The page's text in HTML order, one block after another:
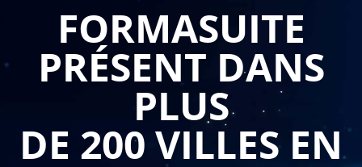
Comprendre la culture chinoise :
La formation en chinois mandarin permet aux professionnels
B to B de développer une compréhension approfondie de la
culture chinoise. Cela inclut les coutumes, les traditions, les
valeurs et les normes de comportement qui influencent les
affaires en Chine. Une connaissance de la culture chinoise
FORMASUITE
PRÉSENT DANS
PLUS
DE 200 VILLES EN